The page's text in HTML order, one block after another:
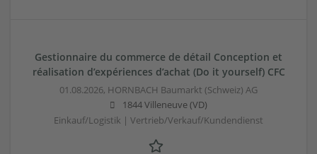
Gestionnaire du commerce de détail Conception et
réalisation d’expériences d’achat (Do it yourself) CFC
01.08.2026, HORNBACH Baumarkt (Schweiz) AG
1844 Villeneuve (VD)
Einkauf/Logistik | Vertrieb/Verkauf/Kundendienst